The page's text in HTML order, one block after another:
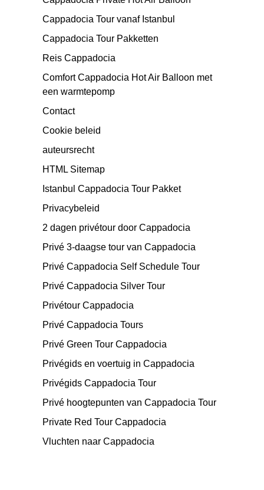
Cappadocia Tour vanaf Istanbul
Cappadocia Tour Pakketten
Reis Cappadocia
Comfort Cappadocia Hot Air Balloon met
een warmtepomp
Contact
Cookie beleid
auteursrecht
HTML Sitemap
Istanbul Cappadocia Tour Pakket
Privacybeleid
2 dagen privétour door Cappadocia
Privé 3-daagse tour van Cappadocia
Privé Cappadocia Self Schedule Tour
Privé Cappadocia Silver Tour
Privétour Cappadocia
Privé Cappadocia Tours
Privé Green Tour Cappadocia
Privégids en voertuig in Cappadocia
Privégids Cappadocia Tour
Privé hoogtepunten van Cappadocia Tour
Private Red Tour Cappadocia
Vluchten naar Cappadocia